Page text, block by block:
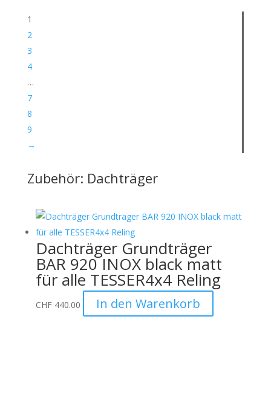
1
2
3
4
…
7
8
9
→
Zubehör: Dachträger
Dachträger Grundträger
BAR 920 INOX black matt
für alle TESSER4x4 Reling
CHF440.00 In den Warenkorb